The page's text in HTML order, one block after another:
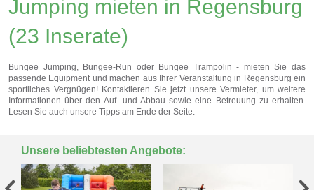
Jumping mieten in Regensburg
(23 Inserate)
Bungee Jumping, Bungee-Run oder Bungee Trampolin - mieten Sie das
passende Equipment und machen aus Ihrer Veranstaltung in Regensburg ein
sportliches Vergnügen! Kontaktieren Sie jetzt unsere Vermieter, um weitere
Informationen über den Auf- und Abbau sowie eine Betreuung zu erhalten.
Lesen Sie auch unsere Tipps am Ende der Seite.
Unsere beliebtesten Angebote: